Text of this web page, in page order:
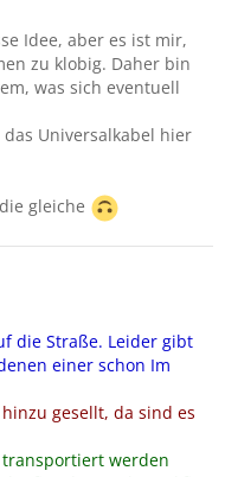
Idee, aber es ist mir,
zu klobig. Daher bin
was sich eventuell
Universalkabel hier
gleiche
die Straße. Leider gibt
einer schon Im
gesellt, da sind es
transportiert werden